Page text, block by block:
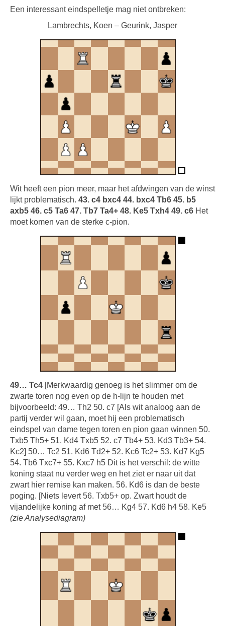
Een interessant eindspelletje mag niet ontbreken:
Lambrechts, Koen – Geurink, Jasper
Wit heeft een pion meer, maar het afdwingen van de winst
lijkt problematisch. 43. c4 bxc4 44. bxc4 Tb6 45. b5
axb5 46. c5 Ta6 47. Tb7 Ta4+ 48. Ke5 Txh4 49. c6 Het
moet komen van de sterke c-pion.
49… Tc4 [Merkwaardig genoeg is het slimmer om de
zwarte toren nog even op de h-lijn te houden met
bijvoorbeeld: 49… Th2 50. c7 [Als wit analoog aan de
partij verder wil gaan, moet hij een problematisch
eindspel van dame tegen toren en pion gaan winnen 50.
Txb5 Th5+ 51. Kd4 Txb5 52. c7 Tb4+ 53. Kd3 Tb3+ 54.
Kc2] 50… Tc2 51. Kd6 Td2+ 52. Kc6 Tc2+ 53. Kd7 Kg5
54. Tb6 Txc7+ 55. Kxc7 h5 Dit is het verschil: de witte
koning staat nu verder weg en het ziet er naar uit dat
zwart hier remise kan maken. 56. Kd6 is dan de beste
poging. [Niets levert 56. Txb5+ op. Zwart houdt de
vijandelijke koning af met 56… Kg4 57. Kd6 h4 58. Ke5
(zie Analysediagram)